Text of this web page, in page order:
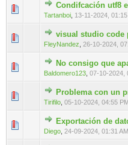
Condifcación utf8
Tartanboi 13-11-2024,
0 voto(s) -
visual studio code
FleyNandez 26-10-2024,
0 voto(s) -
No consigo que
Baldomero123 07-10-2024,
0 voto(s) -
Problema con un
Tirifilo 05-10-2024, 04:55 PM
0 voto(s) -
Exportación de
Diego 24-09-2024, 01:31 AM
0 voto(s) -